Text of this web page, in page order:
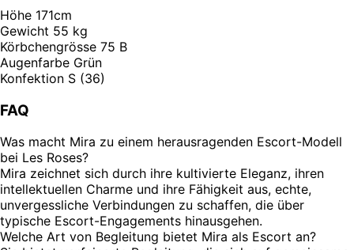
Höhe 171cm
Gewicht 55 kg
Körbchengrösse 75 B
Augenfarbe Grün
Konfektion S (36)
FAQ
Was macht Mira zu einem herausragenden Escort-Modell
bei Les Roses?
Mira zeichnet sich durch ihre kultivierte Eleganz, ihren
intellektuellen Charme und ihre Fähigkeit aus, echte,
unvergessliche Verbindungen zu schaffen, die über
typische Escort-Engagements hinausgehen.
Welche Art von Begleitung bietet Mira als Escort an?